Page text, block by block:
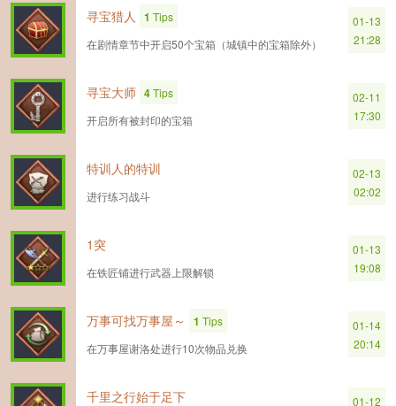
寻宝猎人 1 Tips
在剧情章节中开启50个宝箱（城镇中的宝箱除外）
01-13
21:28
寻宝大师 4Tips
开启所有被封印的宝箱
02-11
17:30
特训人的特训
进行练习战斗
02-13
02:02
1突
在铁匠铺进行武器上限解锁
01-13
19:08
万事可找万事屋～ 1 Tips
在万事屋谢洛处进行10次物品兑换
01-14
20:14
千里之行始于足下 01-12